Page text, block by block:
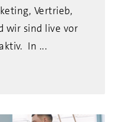
Vertrieb,
wir sind live vor
In ...